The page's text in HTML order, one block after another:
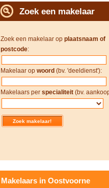
Zoek een makelaar
Zoek een makelaar op plaatsnaam of
postcode:
Makelaar op woord (bv. 'deeldienst'):
Makelaars per specialiteit (bv.
Makelaars in Oostvoorne